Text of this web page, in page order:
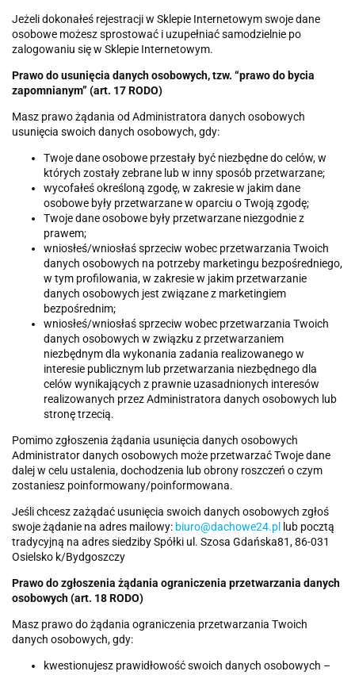
Jeżeli dokonałeś rejestracji w Sklepie Internetowym swoje dane
osobowe możesz sprostować i uzupełniać samodzielnie po
zalogowaniu się w Sklepie Internetowym.
Prawo do usunięcia danych osobowych, tzw. “prawo do bycia
zapomnianym” (art. 17 RODO)
Masz prawo żądania od Administratora danych osobowych
usunięcia swoich danych osobowych, gdy:
Twoje dane osobowe przestały być niezbędne do celów, w
których zostały zebrane lub w inny sposób przetwarzane;
wycofałeś określoną zgodę, w zakresie w jakim dane
osobowe były przetwarzane w oparciu o Twoją zgodę;
Twoje dane osobowe były przetwarzane niezgodnie z
prawem;
wniosłeś/wniosłaś sprzeciw wobec przetwarzania Twoich
danych osobowych na potrzeby marketingu bezpośredniego,
w tym profilowania, w zakresie w jakim przetwarzanie
danych osobowych jest związane z marketingiem
bezpośrednim;
wniosłeś/wniosłaś sprzeciw wobec przetwarzania Twoich
danych osobowych w związku z przetwarzaniem
niezbędnym dla wykonania zadania realizowanego w
interesie publicznym lub przetwarzania niezbędnego dla
celów wynikających z prawnie uzasadnionych interesów
realizowanych przez Administratora danych osobowych lub
stronę trzecią.
Pomimo zgłoszenia żądania usunięcia danych osobowych
Administrator danych osobowych może przetwarzać Twoje dane
dalej w celu ustalenia, dochodzenia lub obrony roszczeń o czym
zostaniesz poinformowany/poinformowana.
Jeśli chcesz zażądać usunięcia swoich danych osobowych zgłoś
swoje żądanie na adres mailowy: biuro@dachowe24.pl lub pocztą
tradycyjną na adres siedziby Spółki ul. Szosa Gdańska81, 86-031
Osielsko k/Bydgoszczy
Prawo do zgłoszenia żądania ograniczenia przetwarzania danych
osobowych (art. 18 RODO)
Masz prawo do żądania ograniczenia przetwarzania Twoich
danych osobowych, gdy:
kwestionujesz prawidłowość swoich danych osobowych –